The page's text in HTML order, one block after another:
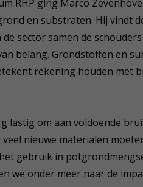
RHP ging Marco
en substraten. Hij vindt
sector samen de
belang. Grondstoffen en
rekening houden met
lastig om aan voldoende
nieuwe materialen
gebruik in
we onder meer naar de